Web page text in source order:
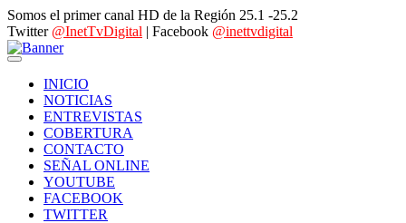
Somos el primer canal HD de la Región 25.1 -25.2
Twitter @InetTvDigital | Facebook @inettvdigital
INICIO
NOTICIAS
ENTREVISTAS
COBERTURA
CONTACTO
SEÑAL ONLINE
YOUTUBE
FACEBOOK
TWITTER